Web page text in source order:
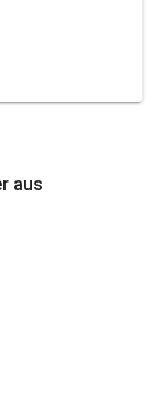
aus